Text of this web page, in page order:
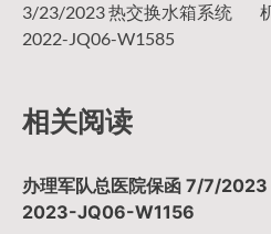
章
导
3/23/2023 热交换水箱系统
2022-JQ06-W1585
相关阅读
办理军队总医院保函 7/7/2023
2023-JQ06-W1156